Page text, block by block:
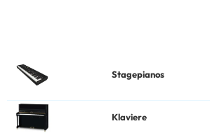
Stagepianos
Klaviere